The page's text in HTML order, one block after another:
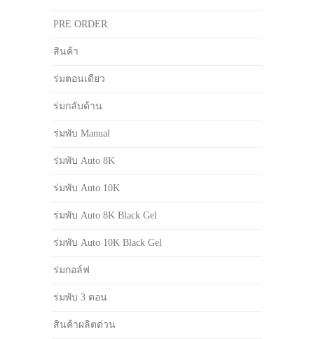
PRE ORDER
สินค้า
ร่มตอนเดียว
ร่มกลับด้าน
ร่มพับ Manual
ร่มพับ Auto 8K
ร่มพับ Auto 10K
ร่มพับ Auto 8K Black Gel
ร่มพับ Auto 10K Black Gel
ร่มกอล์ฟ
ร่มพับ 3 ตอน
สินค้าผลิตด่วน